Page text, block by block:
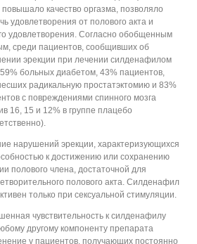
повышало качество оргазма, позволяло
удовлетворения от полового акта и
удовлетворения. Согласно обобщенным
среди пациентов, сообщивших об
эрекции при лечении силденафилом
больных диабетом, 43% пациентов,
радикальную простатэктомию и 83%
с повреждениями спинного мозга
16, 15 и 12% в группе плацебо
нарушений эрекции, характеризующихся
к достижению или сохранению
полового члена, достаточной для
полового акта. Силденафил
только при сексуальной стимуляции.
чувствительность к силденафилу
другому компоненту препарата
у пациентов, получающих постоянно